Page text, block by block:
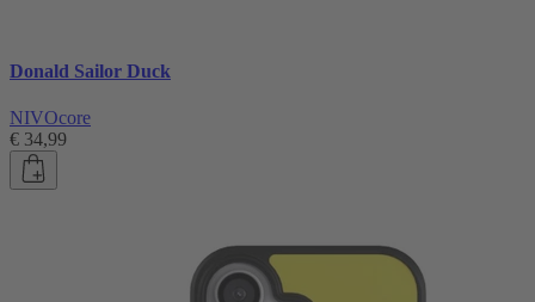
Donald Sailor Duck
NIVOcore
€ 34,99